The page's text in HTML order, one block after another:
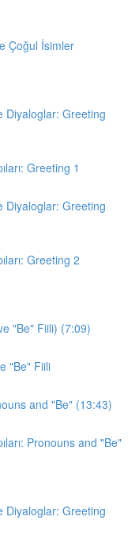
Çoğul İsimler
Diyaloglar: Greeting
Greeting 1
Diyaloglar: Greeting
Greeting 2
"Be" Fiili) (7:09)
"Be" Fiili
and "Be" (13:43)
Pronouns and "Be"
Diyaloglar: Greeting